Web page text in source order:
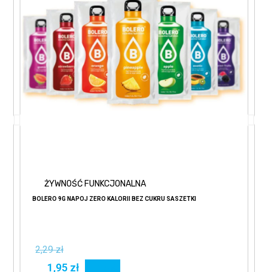
ŻYWNOŚĆ FUNKCJONALNA
BOLERO 9G NAPÓJ ZERO KALORII BEZ CUKRU SASZETKI
2,29 zł
1,95 zł